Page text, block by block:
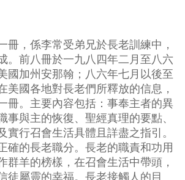
冊，係李常受弟兄於長老訓練中，
。前八冊於一九八四年二月至八六
國加州安那翰；八六年七月以後至
美國各地對長老們所釋放的信息，
冊。主要內容包括：事奉主者的異
事與主的恢復、聖經真理的要點、
實行召會生活具體且詳盡之指引。
確的長老職分。長老的職責和功用
群羊的榜樣，在召會生活中帶頭，
徒屬靈的幸福。長老接觸人的目